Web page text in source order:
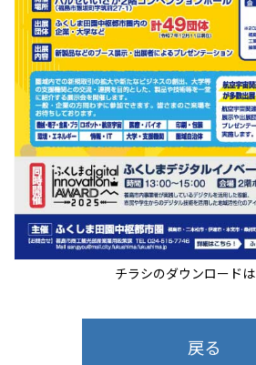
チラシのダウンロードは
戻る